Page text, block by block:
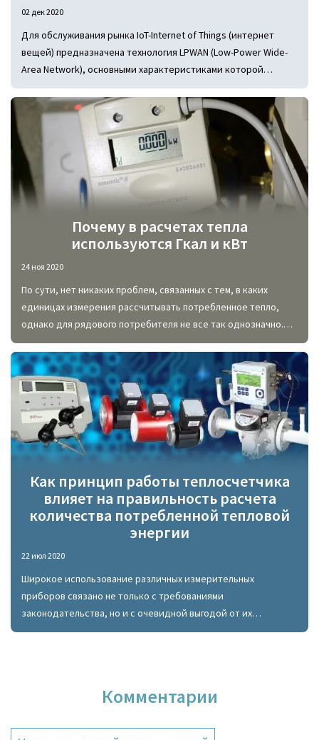
02 дек 2020
Для обслуживания рынка IoT-Internet of Things (интернет
вещей) предназначена технология LPWAN (Low-Power Wide-
Area Network), основными характеристиками которой
является соблюдение двух важных условий: быстрое и
доступное по затратам развертывание сетей дальнего
радиуса действия с возможностью надежной поддержки
большого количества соединений, и наличие устройств,
оснащенных батареями, способными максимально долго
держать заряд.
Почему в расчетах тепла
используются Гкал и кВт
24 ноя 2020
По сути, нет никаких проблем, связанных с тем, в каких
единицах измерения рассчитывать потребленное тепло,
однако для рядового потребителя не все так однозначно.
Сложности возникают только из-за того, что оплачивать
расход тепловой энергии необходимо в Гкал, но при этом у
многих пользователей установлены приборы учета,
выдающие измерения в кВт.
Как принцип работы теплосчетчика
влияет на правильность расчета
количества потребленной тепловой
энергии
22 июл 2020
Широкое использование различных измерительных
приборов связано не только с требованиями
законодательства, но и с очевидной выгодой от их
эксплуатации для потребителя, который имеет
Комментарии